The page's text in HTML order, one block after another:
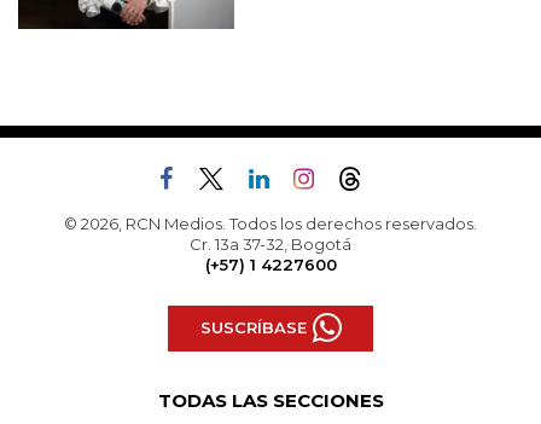
© 2026, RCN Medios. Todos los derechos reservados.
Cr. 13a 37-32, Bogotá
(+57) 1 4227600
SUSCRÍBASE
TODAS LAS SECCIONES